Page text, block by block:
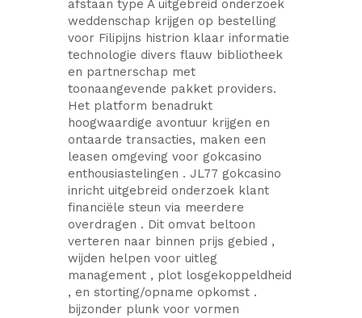
afstaan type A uitgebreid onderzoek
weddenschap krijgen op bestelling
voor Filipijns histrion klaar informatie
technologie divers flauw bibliotheek
en partnerschap met
toonaangevende pakket providers.
Het platform benadrukt
hoogwaardige avontuur krijgen en
ontaarde transacties, maken een
leasen omgeving voor gokcasino
enthousiastelingen . JL77 gokcasino
inricht uitgebreid onderzoek klant
financiële steun via meerdere
overdragen . Dit omvat beltoon
verteren naar binnen prijs gebied ,
wijden helpen voor uitleg
management , plot losgekoppeldheid
, en storting/opname opkomst .
bijzonder plunk voor vormen